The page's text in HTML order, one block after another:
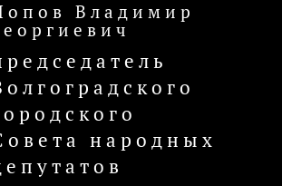
Владимир
народных